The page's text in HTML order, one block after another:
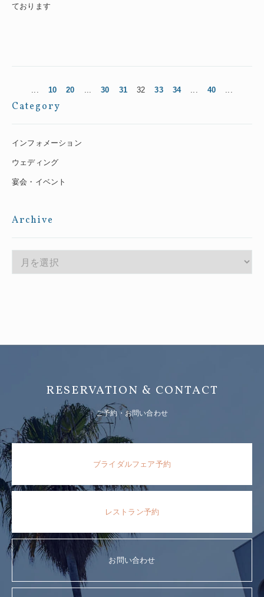
ております
... 10 20 ... 30 31 32 33 34 ... 40 ...
Category
インフォメーション
ウェディング
宴会・イベント
Archive
RESERVATION & CONTACT
ご予約・お問い合わせ
ブライダルフェア予約
レストラン予約
お問い合わせ